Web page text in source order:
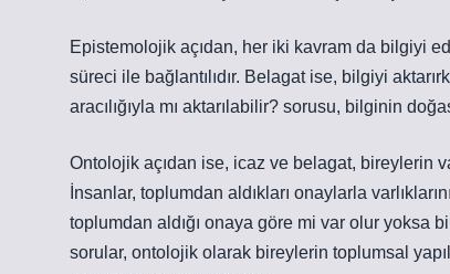
Epistemolojik açıdan, her iki kavram da bilgiyi
süreci ile bağlantılıdır. Belagat ise, bilgiyi
aracılığıyla mı aktarılabilir? sorusu, bilginin
Ontolojik açıdan ise, icaz ve belagat, bireylerin
İnsanlar, toplumdan aldıkları onaylarla
toplumdan aldığı onaya göre mi var olur yoksa
sorular, ontolojik olarak bireylerin toplumsal